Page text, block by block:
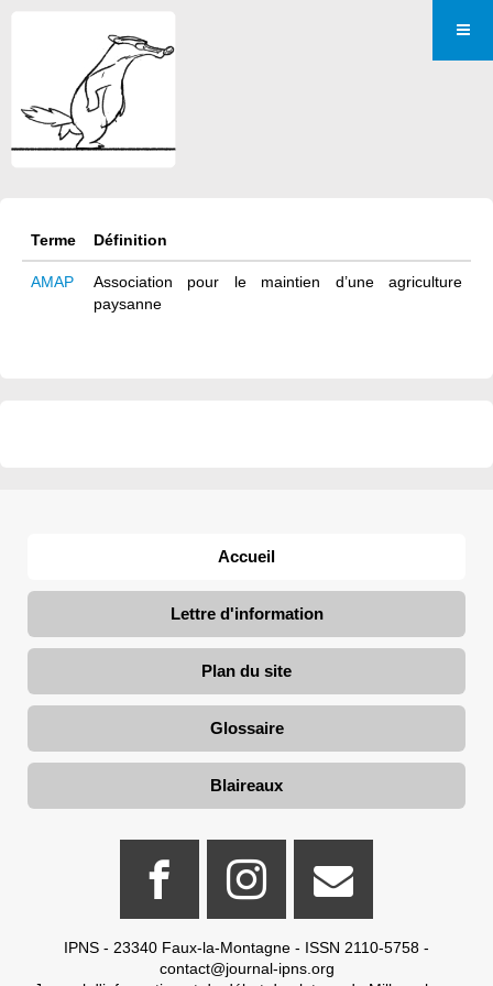
Terme Définition
AMAP
Association pour le maintien d’une agriculture
paysanne
Accueil
Lettre d'information
Plan du site
Glossaire
Blaireaux
IPNS - 23340 Faux-la-Montagne - ISSN 2110-5758 -
contact@journal-ipns.org